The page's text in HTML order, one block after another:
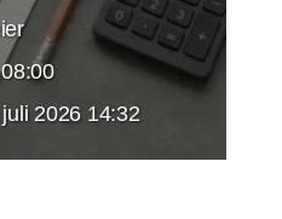
2026 14:32